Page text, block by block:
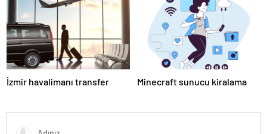
İzmir havalimanı transfer Minecraft sunucu kiralama